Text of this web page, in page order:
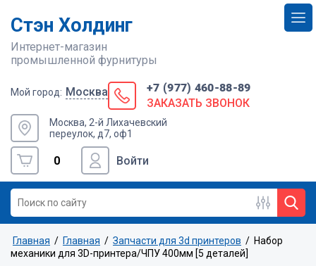
Стэн Холдинг
Интернет-магазин
промышленной фурнитуры
Мой город: Москва
+7 (977) 460-88-89
ЗАКАЗАТЬ ЗВОНОК
Москва, 2-й Лихачевский
переулок, д7, оф1
0 Войти
Главная / Главная / Запчасти для 3d принтеров / Набор
механики для 3D-принтера/ЧПУ 400мм [5 деталей]